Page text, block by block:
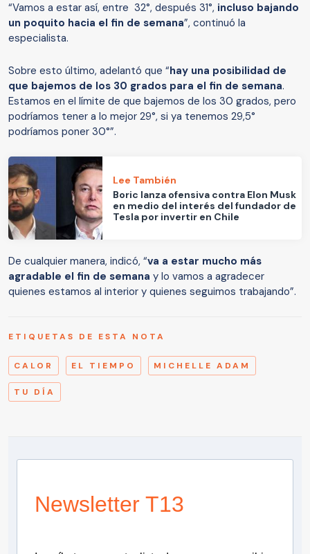
“Vamos a estar así, entre 32°, después 31°, incluso bajando
un poquito hacia el fin de semana”, continuó la
especialista.
Sobre esto último, adelantó que “hay una posibilidad de
que bajemos de los 30 grados para el fin de semana.
Estamos en el límite de que bajemos de los 30 grados, pero
podríamos tener a lo mejor 29°, si ya tenemos 29,5°
podríamos poner 30°”.
Lee También
Boric lanza ofensiva contra Elon Musk
en medio del interés del fundador de
Tesla por invertir en Chile
De cualquier manera, indicó, “va a estar mucho más
agradable el fin de semana y lo vamos a agradecer
quienes estamos al interior y quienes seguimos trabajando”.
ETIQUETAS DE ESTA NOTA
CALOR EL TIEMPO MICHELLE ADAM
TU DÍA
Newsletter T13